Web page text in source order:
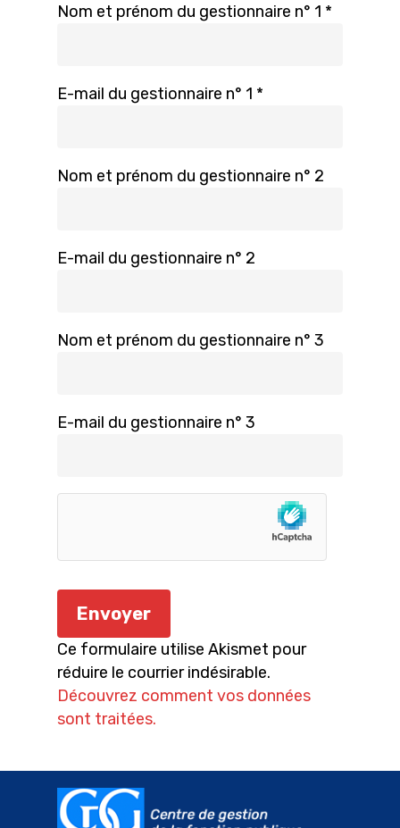
Nom et prénom du gestionnaire n° 1 *
E-mail du gestionnaire n° 1 *
Nom et prénom du gestionnaire n° 2
E-mail du gestionnaire n° 2
Nom et prénom du gestionnaire n° 3
E-mail du gestionnaire n° 3
Ce formulaire utilise Akismet pour
réduire le courrier indésirable.
Découvrez comment vos données
sont traitées.